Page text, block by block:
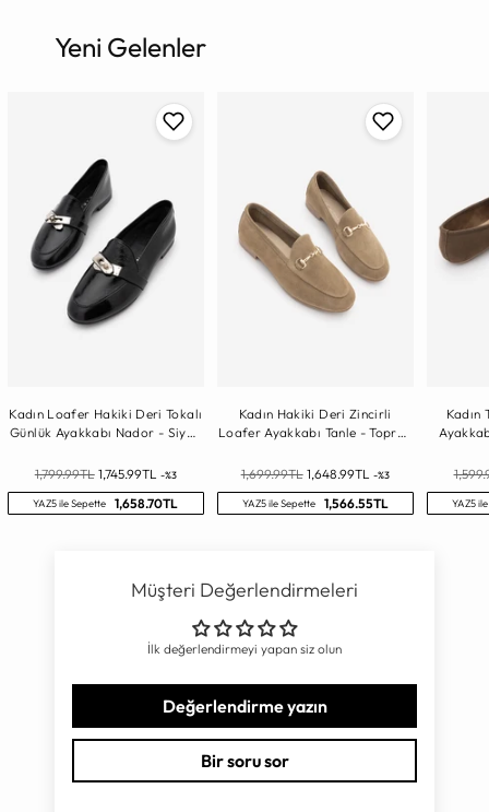
Yeni Gelenler
Kadın Loafer Hakiki Deri Tokalı
Günlük Ayakkabı Nador - Siyah
Normal
Fiyat
1,799.99TL 1,745.99TL -%3
YAZ5 ile Sepette 1,658.70TL
Kadın Hakiki Deri Zincirli
Loafer Ayakkabı Tanle - Toprak
Normal
Fiyat
1,699.99TL 1,648.99TL -%3
YAZ5 ile Sepette 1,566.55TL
Kadın
Fiyat
YAZ5
Müşteri Değerlendirmeleri
İlk değerlendirmeyi yapan siz olun
Değerlendirme yazın
Bir soru sor